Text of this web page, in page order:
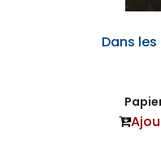
Dans